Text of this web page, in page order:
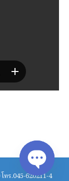
ทร.045-620211-4
Open